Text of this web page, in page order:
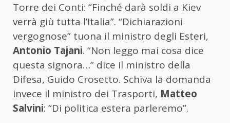
Torre dei Conti: “Finché darà soldi a Kiev
verrà giù tutta l’Italia”. “Dichiarazioni
vergognose” tuona il ministro degli Esteri,
Antonio Tajani. “Non leggo mai cosa dice
questa signora…” dice il ministro della
Difesa, Guido Crosetto. Schiva la domanda
invece il ministro dei Trasporti, Matteo
Salvini: “Di politica estera parleremo”.